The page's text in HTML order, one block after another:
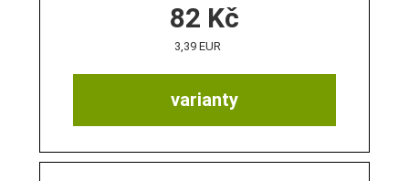
varianty
82 Kč
3,39 EUR